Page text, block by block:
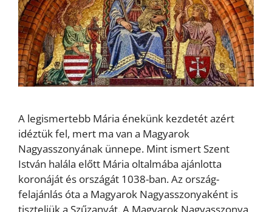
A legismertebb Mária énekünk kezdetét azért
idéztük fel, mert ma van a Magyarok
Nagyasszonyának ünnepe. Mint ismert Szent
István halála előtt Mária oltalmába ajánlotta
koronáját és országát 1038-ban. Az ország-
felajánlás óta a Magyarok Nagyasszonyaként is